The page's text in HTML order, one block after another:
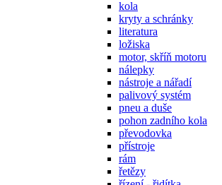
kola
kryty a schránky
literatura
ložiska
motor, skříň motoru
nálepky
nástroje a nářadí
palivový systém
pneu a duše
pohon zadního kola
převodovka
přístroje
rám
řetězy